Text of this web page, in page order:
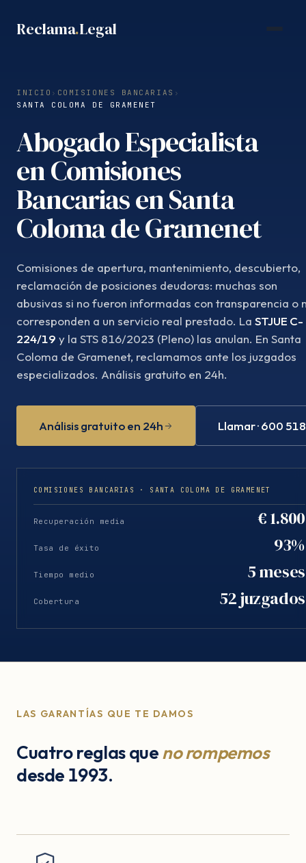
Reclama.Legal
INICIO › COMISIONES BANCARIAS ›
SANTA COLOMA DE GRAMENET
Abogado Especialista
en Comisiones
Bancarias en Santa
Coloma de Gramenet
Comisiones de apertura, mantenimiento, descubierto,
reclamación de posiciones deudoras: muchas son
abusivas si no fueron informadas con transparencia o
corresponden a un servicio real prestado. La STJUE C-
224/19 y la STS 816/2023 (Pleno) las anulan. En Santa
Coloma de Gramenet, reclamamos ante los juzgados
especializados. Análisis gratuito en 24h.
Análisis gratuito en 24h Llamar · 600
COMISIONES BANCARIAS · SANTA COLOMA DE GRAMENET
Recuperación media € 1.800
Tasa de éxito 93%
Tiempo medio 5 meses
Cobertura 52 juzgados
LAS GARANTÍAS QUE TE DAMOS
Cuatro reglas queno rompemos
desde 1993.